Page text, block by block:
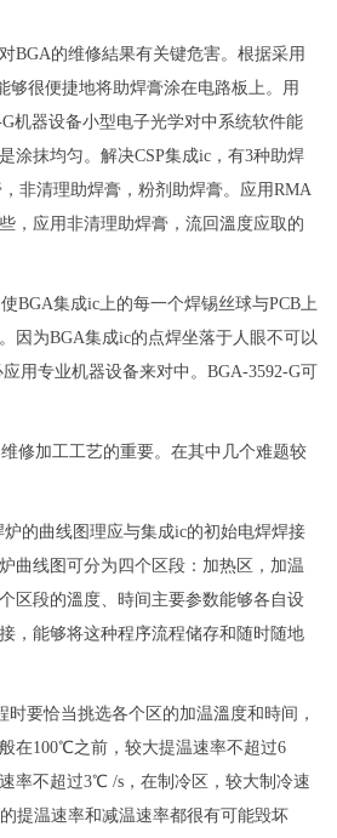
BGA的维修結果有关键危害。根据采用
够很便捷地将助焊膏涂在电路板上。用
机器设备小型电子光学对中系统软件能
涂抹均匀。解决CSP集成ic，有3种助焊
非清理助焊膏，粉剂助焊膏。应用RMA
，应用非清理助焊膏，流回溫度应取的
BGA集成ic上的每一个焊锡丝球与PCB上
因为BGA集成ic的点焊坐落于人眼不可以
用专业机器设备来对中。BGA-3592-G可
修加工工艺的重要。在其中几个难题较
的曲线图理应与集成ic的初始电焊焊接
曲线图可分为四个区段：加热区，加温
区段的溫度、時间主要参数能够各自设
，能够将这种程序流程储存和随时随地
时要恰当挑选各个区的加温溫度和時间，
在100℃之前，较大提温速率不超过6
率不超过3℃ /s，在制冷区，较大制冷速
提温速率和减温速率都很有可能毁坏